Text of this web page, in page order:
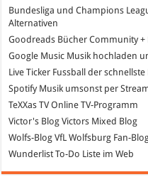
Bundesliga und Champions
Alternativen
Goodreads Bücher Community +
Google Music Musik hochladen
Live Ticker Fussball
der schnellste
SpotifyMusik umsonst per
TeXXas TVOnline TV-Programm
Victor's Blog Victors Mixed Blog
Wolfs-Blog VfL Wolfsburg Fan-
WunderlistTo-Do Liste im Web